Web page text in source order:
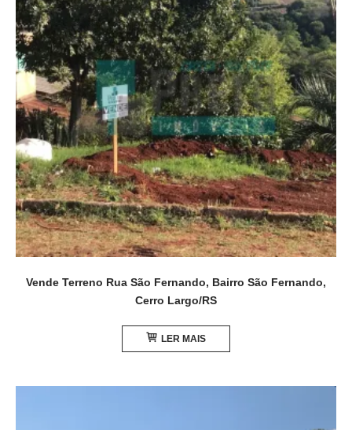
Vende Terreno Rua São Fernando, Bairro São Fernando,
Cerro Largo/RS
LER MAIS